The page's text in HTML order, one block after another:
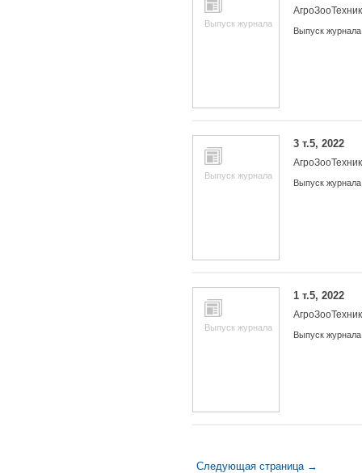
Выпуск журнала
Выпуск журнала
Выпуск журнала
3 т.5, 2022
Выпуск журнала
Выпуск журнала
1 т.5, 2022
Выпуск журнала
Следующая страница →